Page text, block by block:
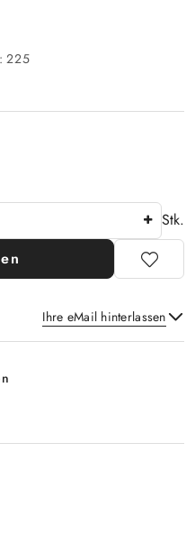
225
Stk.
Ihre eMail hinterlassen